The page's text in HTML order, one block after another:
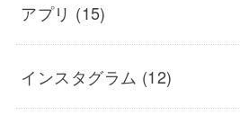
アプリ (15)
インスタグラム (12)